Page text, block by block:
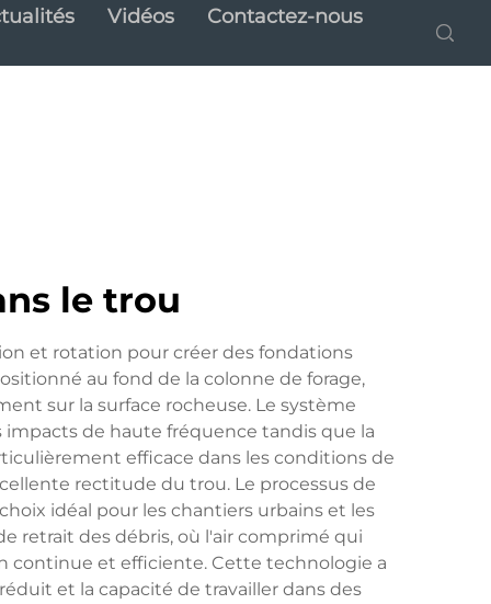
Vidéos
Contactez-nous
le trou
et rotation pour créer des fondations
au fond de la colonne de forage,
sur la surface rocheuse. Le système
de haute fréquence tandis que la
efficace dans les conditions de
rectitude du trou. Le processus de
idéal pour les chantiers urbains et les
retrait des débris, où l'air comprimé qui
continue et efficiente. Cette technologie a
et la capacité de travailler dans des